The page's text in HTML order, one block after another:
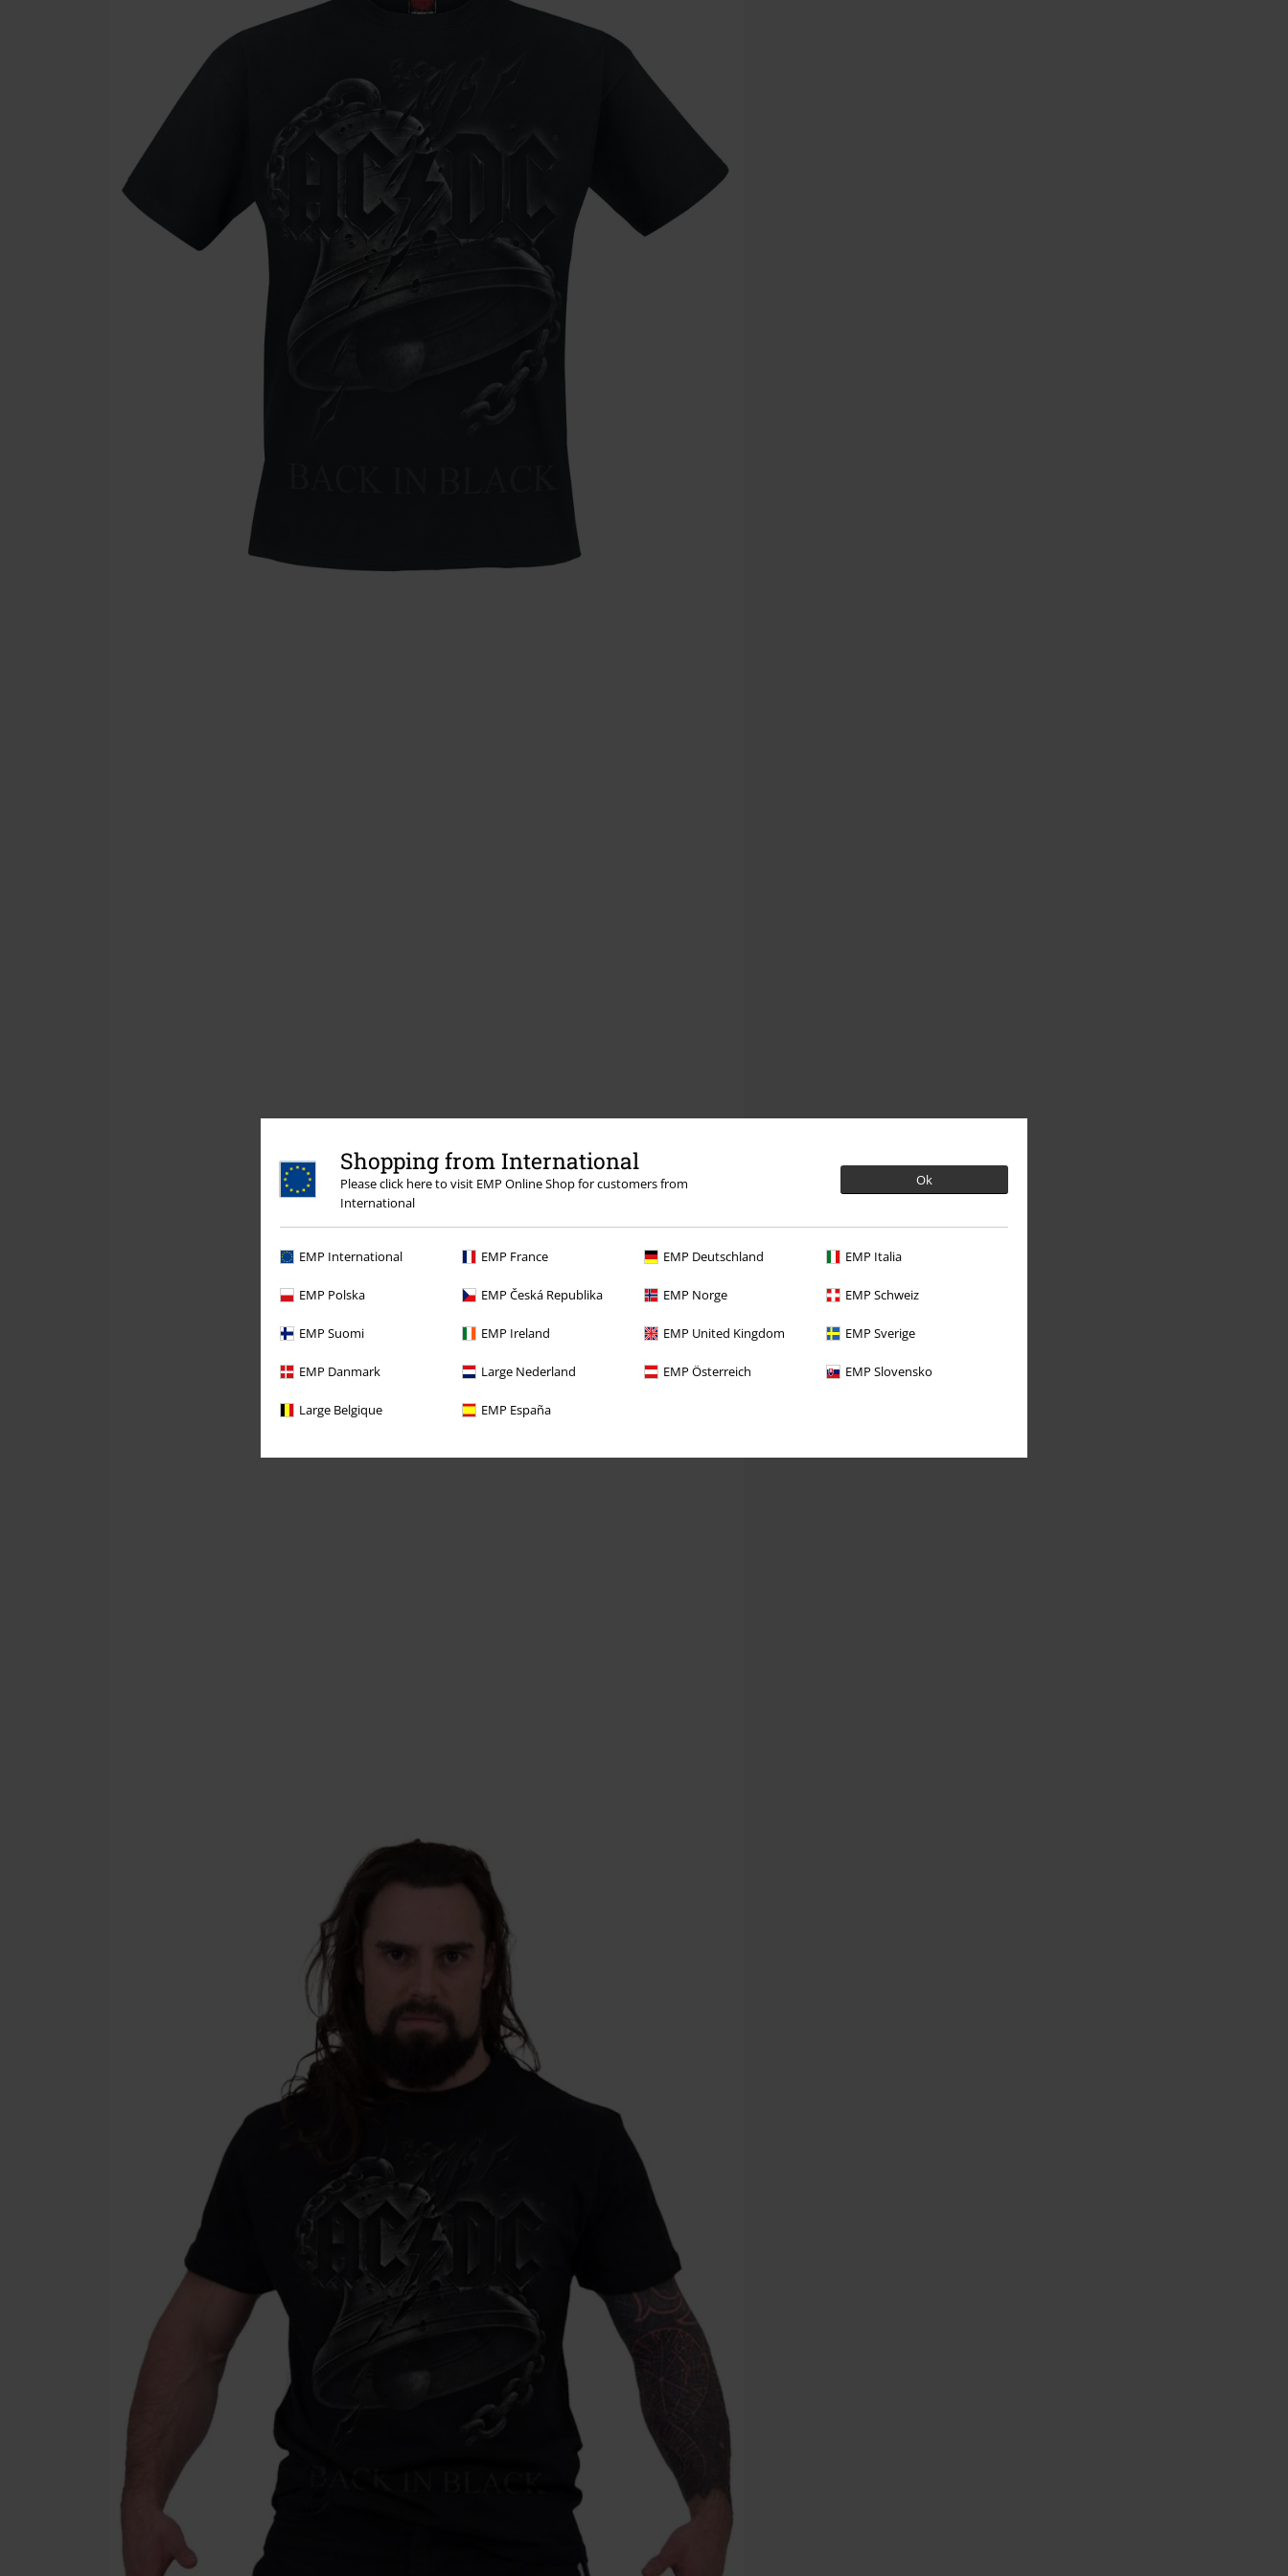
Shopping from International
Please click here to visit EMP Online Shop for customers from
International
Ok
EMP International EMP France EMP Deutschland EMP Italia
EMP Polska EMP Česká Republika EMP Norge EMP Schweiz
EMP Suomi EMP Ireland EMP United Kingdom EMP Sverige
EMP Danmark Large Nederland EMP Österreich EMP Slovensko
Large Belgique EMP España